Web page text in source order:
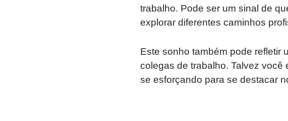
trabalho. Pode ser um sinal de
explorar diferentes caminhos
Este sonho também pode refletir
colegas de trabalho. Talvez
se esforçando para se destacar